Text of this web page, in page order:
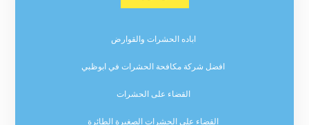
اباده الحشرات والقوارض
افضل شركة مكافحة الحشرات في ابوظبي
القضاء على الحشرات
القضاء على الحشرات الصغيرة الطائرة